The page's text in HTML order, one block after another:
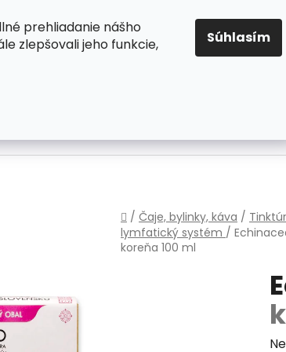
prehliadanie nášho
zlepšovali jeho funkcie,
Súhlasím
OCHRANA OSOBNÝCH ÚDAJOV PRAVIDLÁ PRE
EUR
Domov
/ Čaje, bylinky, káva /
lymfatický systém /
koreňa 100 ml